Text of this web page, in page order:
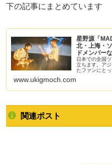
下の記事にまとめています
星野源「
北・上海・
ドメンバー
日本での全国
立ちます。ア
たファンにと
www.ukigmoch.com
関連ポスト